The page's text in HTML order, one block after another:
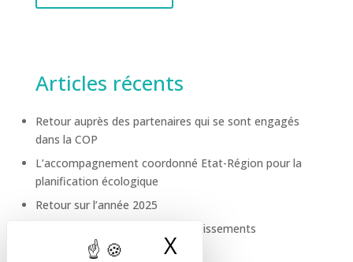
X
Articles récents
Retour auprès des partenaires qui se sont engagés
dans la COP
L’accompagnement coordonné Etat-Région pour la
planification écologique
Retour sur l’année 2025
La COP se déploie dans les établissements
d’enseignement supérieur